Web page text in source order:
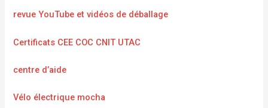
revue YouTube et vidéos de déballage
Certificats CEE COC CNIT UTAC
centre d’aide
Vélo électrique mocha